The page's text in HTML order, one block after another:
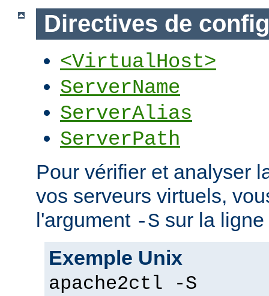
Directives de
<VirtualHost>
ServerName
ServerAlias
ServerPath
Pour vérifier et analyser
vos serveurs virtuels,
l'argument -S sur la
Exemple Unix
apache2ctl -S